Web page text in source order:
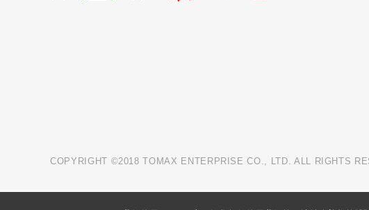
COPYRIGHT ©2018 TOMAX ENTERPRISE CO., LTD. ALL RIGHTS